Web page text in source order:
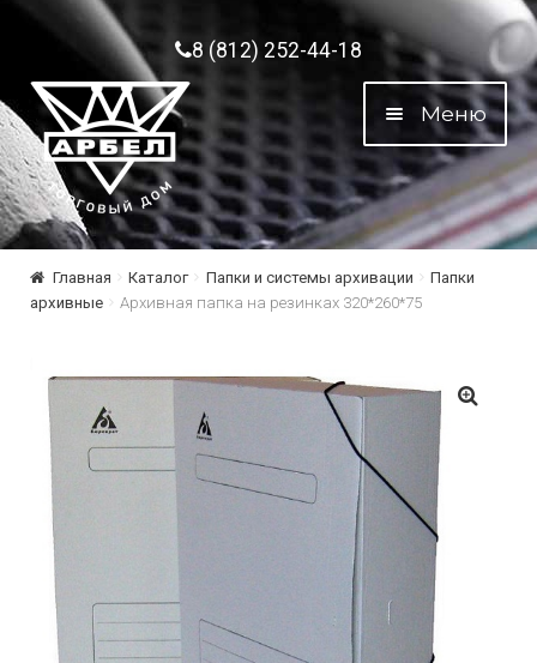
Перейти к навигации
Перейти к содержимому8 (812) 252-44-18
Меню
Главная Каталог Папки и системы архивации
Папки
архивные
Архивная папка на резинках 320*260*75